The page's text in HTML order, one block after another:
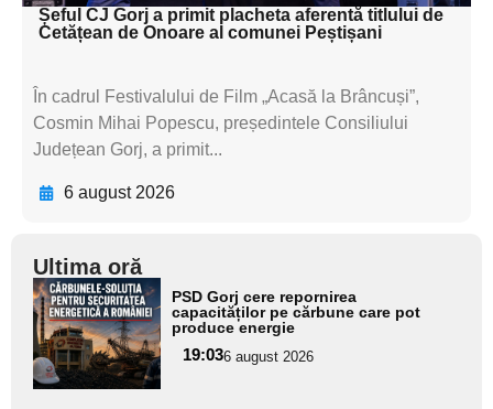
Șeful CJ Gorj a primit placheta aferentă titlului de
Cetățean de Onoare al comunei Peștișani
În cadrul Festivalului de Film „Acasă la Brâncuși”,
Cosmin Mihai Popescu, președintele Consiliului
Județean Gorj, a primit...
6 august 2026
Ultima oră
Adaugă
aici textul
pentru
subtitlu
PSD Gorj cere repornirea
capacităților pe cărbune care pot
produce energie
19:036 august 2026